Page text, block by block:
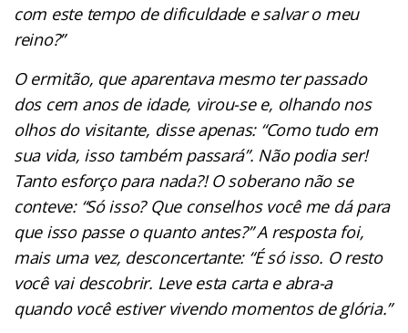
com este tempo de dificuldade e salvar o meu
reino?”
O ermitão, que aparentava mesmo ter passado
dos cem anos de idade, virou-se e, olhando nos
olhos do visitante, disse apenas: “Como tudo em
sua vida, isso também passará”. Não podia ser!
Tanto esforço para nada?! O soberano não se
conteve: “Só isso? Que conselhos você me dá para
que isso passe o quanto antes?” A resposta foi,
mais uma vez, desconcertante: “É só isso. O resto
você vai descobrir. Leve esta carta e abra-a
quando você estiver vivendo momentos de glória.”